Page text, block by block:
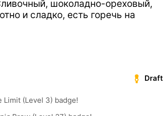
шоколадно-ореховый,
и сладко, есть горечь на
Draft
Limit (Level 3) badge!